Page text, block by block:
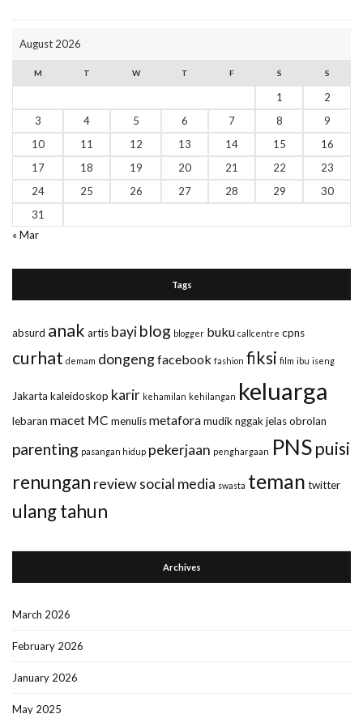
August 2026
M T W T F S S
1
2
3
4 5 6 7 8
9
10
11 12 13 14 15
16
17
18 19 20 21 22
23
24
25 26 27 28 29
30
31
« Mar
Tags
absurd anak artis bayiblog blogger buku callcentre cpns
curhat demam dongengfacebook fashion fiksi film ibu iseng
Jakarta kaleidoskop karir kehamilan kehilangan keluarga
lebaran macet MC menulismetaforamudiknggak jelasobrolan
parenting pasangan hidup pekerjaan penghargaan PNSpuisi
renungan reviewsocial media swasta teman twitter
ulang tahun
Archives
March 2026
February 2026
January 2026
May 2025